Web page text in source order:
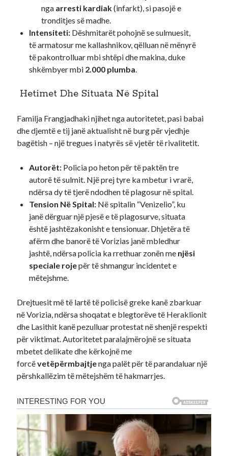
nga arresti kardiak(infarkt), si pasojë e
tronditjes së madhe.
Intensiteti: Dëshmitarët pohojnë se sulmuesit,
të armatosur me kallashnikov, qëlluan në mënyrë
të pakontrolluar mbi shtëpi dhe makina, duke
shkëmbyer mbi 2.000 plumba.
Hetimet Dhe Situata Në Spital
Familja Frangjadhaki njihet nga autoritetet, pasi babai
dhe djemtë e tij janë aktualisht në burg për vjedhje
bagëtish – një tregues i natyrës së vjetër të rivalitetit.
Autorët: Policia po heton për të paktën tre
autorë të sulmit. Një prej tyre ka mbetur i vrarë,
ndërsa dy të tjerë ndodhen të plagosur në spital.
Tension Në Spital: Në spitalin “Venizelio”, ku
janë dërguar një pjesë e të plagosurve, situata
është jashtëzakonisht e tensionuar. Dhjetëra të
afërm dhe banorë të Vorizias janë mbledhur
jashtë, ndërsa policia ka rrethuar zonën me njësi
speciale rojepër të shmangur incidentet e
mëtejshme.
Drejtuesit më të lartë të policisë greke kanë zbarkuar
në Vorizia, ndërsa shoqatat e blegtorëve të Heraklionit
dhe Lasithit kanë pezulluar protestat në shenjë respekti
për viktimat. Autoritetet paralajmërojnë se situata
mbetet delikate dhe kërkojnë me
forcëvetëpërmbajtjenga palët për të parandaluar një
përshkallëzim të mëtejshëm të hakmarrjes.